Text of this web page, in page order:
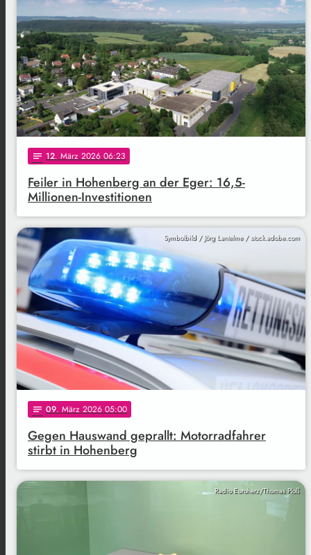
notes 12. März 2026 06:23
Feiler in Hohenberg an der Eger: 16,5-
Millionen-Investitionen
Symbolbild / Jörg Lantelme / stock.adobe.com
notes 09. März 2026 05:00
Gegen Hauswand geprallt: Motorradfahrer
stirbt in Hohenberg
Radio Euroherz/Thomas Ploß